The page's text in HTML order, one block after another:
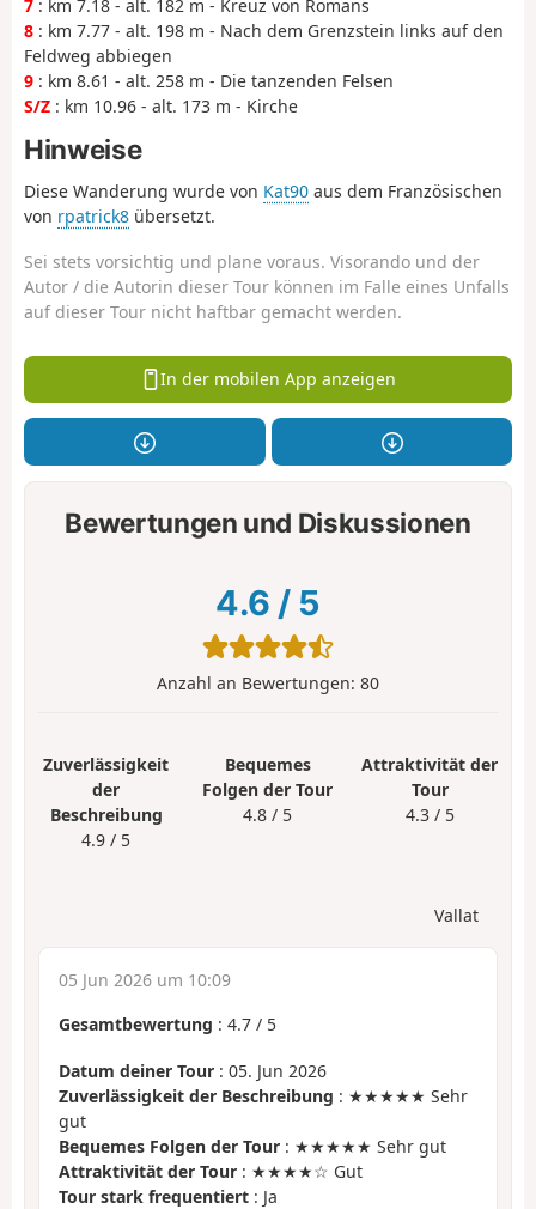
7 : km 7.18 - alt. 182 m - Kreuz von Romans
8 : km 7.77 - alt. 198 m - Nach dem Grenzstein links auf den
Feldweg abbiegen
9 : km 8.61 - alt. 258 m - Die tanzenden Felsen
S/Z : km 10.96 - alt. 173 m - Kirche
Hinweise
Diese Wanderung wurde von Kat90 aus dem Französischen
von rpatrick8 übersetzt.
Sei stets vorsichtig und plane voraus. Visorando und der
Autor / die Autorin dieser Tour können im Falle eines Unfalls
auf dieser Tour nicht haftbar gemacht werden.
In der mobilen App anzeigen
Bewertungen und Diskussionen
4.6 / 5
Anzahl an Bewertungen: 80
Zuverlässigkeit
der
Beschreibung
4.9 / 5
Bequemes
Folgen der Tour
4.8 / 5
Attraktivität der
Tour
4.3 / 5
Vallat
05 Jun 2026 um 10:09
Gesamtbewertung : 4.7 / 5
Datum deiner Tour : 05. Jun 2026
Zuverlässigkeit der Beschreibung : ★★★★★ Sehr
gut
Bequemes Folgen der Tour : ★★★★★ Sehr gut
Attraktivität der Tour : ★★★★☆ Gut
Tour stark frequentiert : Ja